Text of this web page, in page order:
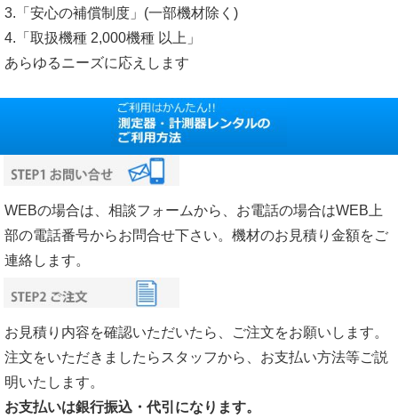
3.「安心の補償制度」(一部機材除く)
4.「取扱機種 2,000機種 以上」
あらゆるニーズに応えします
WEBの場合は、相談フォームから、お電話の場合はWEB上
部の電話番号からお問合せ下さい。機材のお見積り金額をご
連絡します。
お見積り内容を確認いただいたら、ご注文をお願いします。
注文をいただきましたらスタッフから、お支払い方法等ご説
明いたします。
お支払いは銀行振込・代引になります。